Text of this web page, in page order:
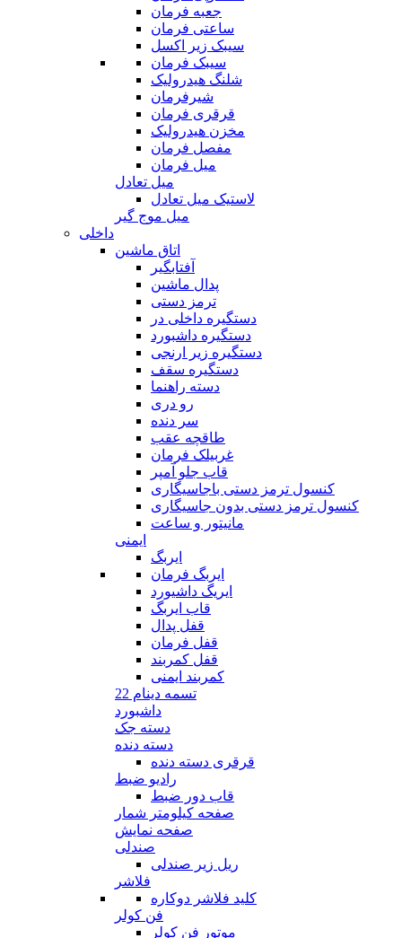
جعبه فرمان
ساعتی فرمان
سیبک زیر اکسل
سیبک فرمان
شلنگ هیدرولیک
شیرفرمان
قرقری فرمان
مخزن هیدرولیک
مفصل فرمان
میل فرمان
میل تعادل
لاستیک میل تعادل
میل موج گیر
داخلی
اتاق ماشین
آفتابگیر
پدال ماشین
ترمز دستی
دستگیره داخلی در
دستگیره داشبورد
دستگیره زیر ارنجی
دستگیره سقف
دسته راهنما
رو دری
سر دنده
طاقچه عقب
غربیلک فرمان
قاب جلو آمپر
کنسول ترمز دستی باجاسیگاری
کنسول ترمز دستی بدون جاسیگاری
مانیتور و ساعت
ایمنی
ایربگ
ایربگ فرمان
ایریگ داشیورد
قاب ایربگ
قفل پدال
قفل فرمان
قفل کمربند
کمربند ایمنی
تسمه دینام 22
داشبورد
دسته جک
دسته دنده
قرقری دسته دنده
رادیو ضبط
قاب دور ضبط
صفحه کیلومتر شمار
صفحه نمایش
صندلی
ریل زیر صندلی
فلاشر
کلید فلاشر دوکاره
فن کولر
موتور فن کولر